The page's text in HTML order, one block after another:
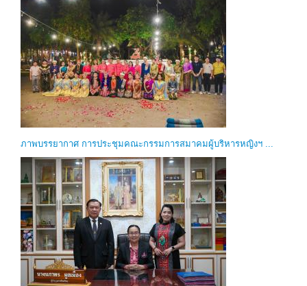
ภาพบรรยากาศ การประชุมคณะกรรมการสมาคมผู้บริหารหญิงฯ ...